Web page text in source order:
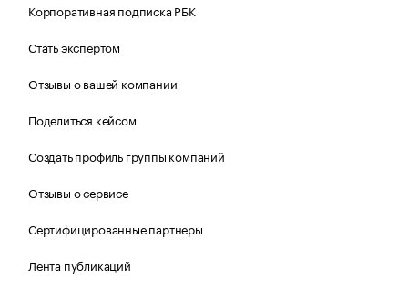
Корпоративная подписка РБК
Стать экспертом
Отзывы о вашей компании
Поделиться кейсом
Создать профиль группы компаний
Отзывы о сервисе
Сертифицированные партнеры
Лента публикаций